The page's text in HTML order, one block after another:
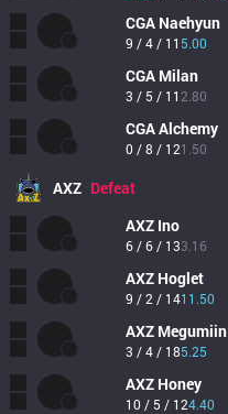
CGA Naehyun
9 / 4 / 11 5.00
CGA Milan
3 / 5 / 11 2.80
CGAAlchemy
0 / 8 / 121.50
AXZ Defeat
AXZ Ino
6 / 6 / 133.16
AXZ Hoglet
9 / 2 / 1411.50
AXZ Megumiin
3 / 4 / 185.25
AXZ Honey
10 / 5 / 124.40